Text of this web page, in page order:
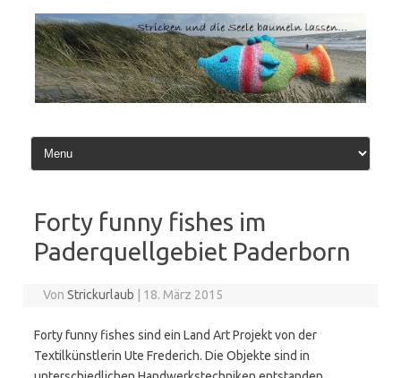
Inhalt
springen
Forty funny fishes im
Paderquellgebiet Paderborn
VonStrickurlaub 18. März 2015
Forty funny fishes sind ein Land Art Projekt von der
Textilkünstlerin Ute Frederich. Die Objekte sind in